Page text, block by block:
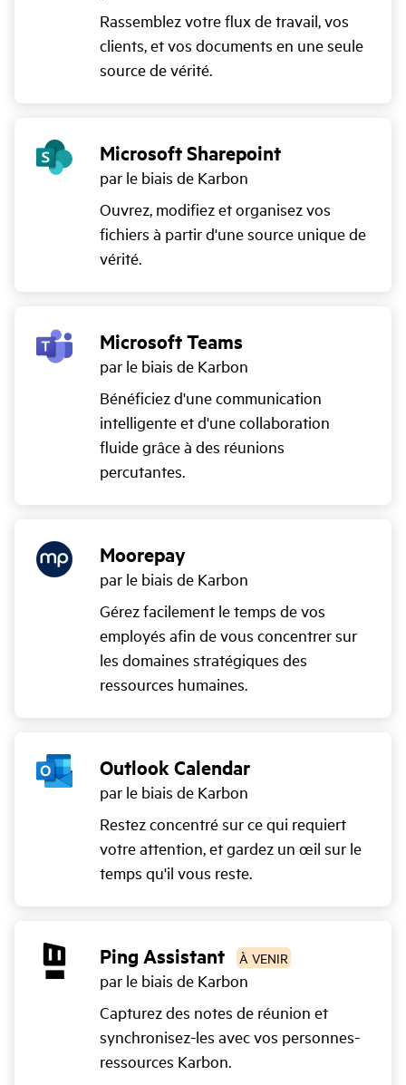
Rassemblez votre flux de travail, vos
clients, et vos documents en une seule
source de vérité.
Microsoft Sharepoint
par le biais de Karbon
Ouvrez, modifiez et organisez vos
fichiers à partir d'une source unique de
vérité.
Microsoft Teams
par le biais de Karbon
Bénéficiez d'une communication
intelligente et d'une collaboration
fluide grâce à des réunions
percutantes.
Moorepay
par le biais de Karbon
Gérez facilement le temps de vos
employés afin de vous concentrer sur
les domaines stratégiques des
ressources humaines.
Outlook Calendar
par le biais de Karbon
Restez concentré sur ce qui requiert
votre attention, et gardez un œil sur le
temps qu'il vous reste.
Ping Assistant À VENIR
par le biais de Karbon
Capturez des notes de réunion et
synchronisez-les avec vos personnes-
ressources Karbon.